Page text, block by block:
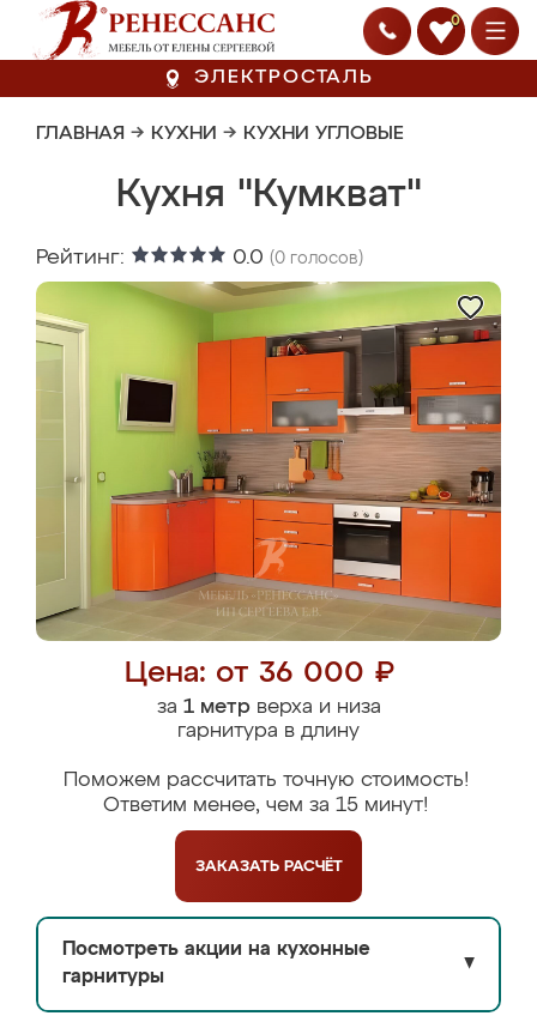
0
ЭЛЕКТРОСТАЛЬ
ГЛАВНАЯ → КУХНИ → КУХНИ УГЛОВЫЕ
Кухня "Кумкват"
Рейтинг: 0.0 (0 голосов)
Цена: от 36 000 ₽
за 1 метрверха и низа
гарнитура в длину
Поможем рассчитать точную стоимость!
Ответим менее, чем за 15 минут!
ЗАКАЗАТЬ РАСЧЁТ
Посмотреть акции на кухонные
гарнитуры
▼